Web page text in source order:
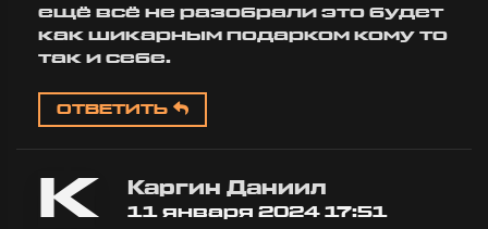
ещё всё не разобрали это будет
как шикарным подарком кому то
так и себе.
ОТВЕТИТЬ
К Каргин Даниил
11 января 2024 17:51